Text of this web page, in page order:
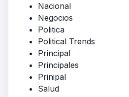
Nacional
Negocios
Politica
Political Trends
Principal
Principales
Prinipal
Salud